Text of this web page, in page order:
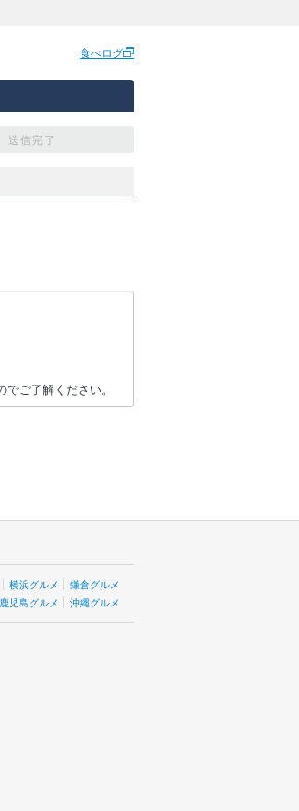
食べログ
送信完了
ご了解ください。
横浜グルメ
鎌倉グルメ
鹿児島グルメ 沖縄グルメ